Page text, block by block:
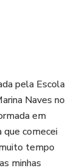
pela Escola
Naves no
em
que comecei
tempo
minhas